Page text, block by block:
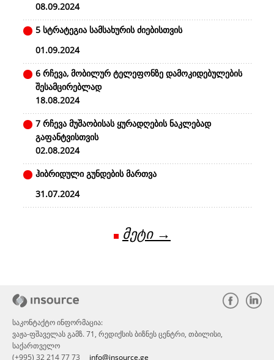
08.09.2024
5 სტრატეგია სამსახურის ძიებისთვის
01.09.2024
6 რჩევა, მობილურ ტელეფონზე დამოკიდებულების
შესამცირებლად
18.08.2024
7 რჩევა მუშაობისას ყურადღების ნაკლებად
გაფანტვისთვის
02.08.2024
ჰიბრიდული გუნდების მართვა
31.07.2024
მეტი →
საკონტაქტო ინფორმაცია:
ვაჟა-ფშაველას გამზ. 71, რედიქსის ბიზნეს ცენტრი, თბილისი,
საქართველო
(+995) 32 214 77 73 info@insource.ge